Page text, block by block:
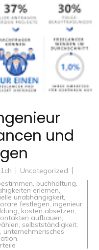
und
Uncategorized
, buchhaltung,
erlernen,
unabhängigkeit,
festlegen, ingenieur
, kosten absetzen,
aufbauen,
, selbstständigkeit,
, unternehmerisches
,